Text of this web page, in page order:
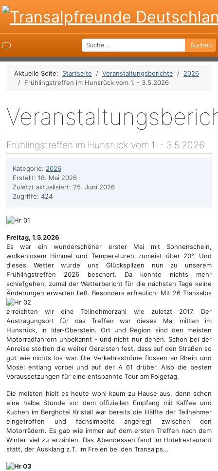
Suchen Suchen
Aktuelle Seite: Startseite Veranstaltungsberichte
2026
Frühlingstreffen im Hunsrück vom 1. - 3.5.2026
Frühlingstreffen im Hunsrück vom 1. - 3.5.2026
Kategorie: 2026
Erstellt: 18. Mai 2026
Zuletzt aktualisiert: 25. Juni 2026
Zugriffe: 424
Freitag, 1.5.2026
Es war ein wunderschöner erster Mai mit Sonnenschein,
wolkenlosem Himmel und Temperaturen zumeist über 20°. Und
dieses Wetter wurde uns Glückspilzen nun zu unserem
Frühlingstreffen 2026 beschert. Da konnte nichts mehr
schiefgehen, zumal der Wetterbericht für die nächsten Tage keine
Änderungen erwarten ließ. Besonders erfreulich: Mit 26 Transalps
erreichten wir eine Teilnehmerzahl wie zuletzt 2017. Der
Austragungsort für das Treffen war dieses Mal mitten im
Hunsrück, in Idar-Oberstein. Ort und Region sind den meisten
Motorradfahrern unbekannt - und nicht nur denen. Schon bei der
Anreise stellten die weiter Gereisten fest, dass auf den Straßen so
gut wie nichts los war. Die Verkehrsströme flossen an Rhein und
Mosel entlang vorbei und auf der A 61 drüber. Also die besten
Voraussetzungen für eine entspannte Tour am Folgetag.
Die meisten hielt es heute wohl kaum zu Hause aus, denn schon
eine halbe Stunde vor dem offiziellen Empfang mit Kaffee und
Kuchen im Berghotel Kristall war bereits die Hälfte der Teilnehmer
eingetroffen und fachsimpelte angeregt zwischen den
Motorrädern. Es gab wie immer auf dem ersten Treffen nach dem
Winter viel zu erzählen. Das Abendessen fand im Hotelrestaurant
statt, der Ausklang z.T. im Freien bei den Transalps…